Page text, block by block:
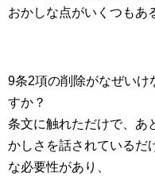
おかしな点がいくつもあ
9条2項の削除がなぜいけ
すか？
条文に触れただけで、あ
かしさを話されているだ
な必要性があり、